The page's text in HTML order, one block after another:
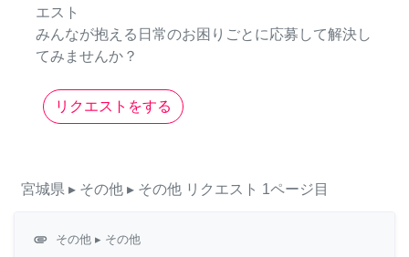
エスト
みんなが抱える日常のお困りごとに応募して解決し
てみませんか？
リクエストをする
宮城県 ▸ その他 ▸ その他 リクエスト 1ページ目
attachment その他 ▸ その他